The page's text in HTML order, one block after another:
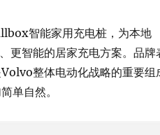
智能家用充电桩，为本地
更智能的居家充电方案。品牌
整体电动化战略的重要组
单自然。